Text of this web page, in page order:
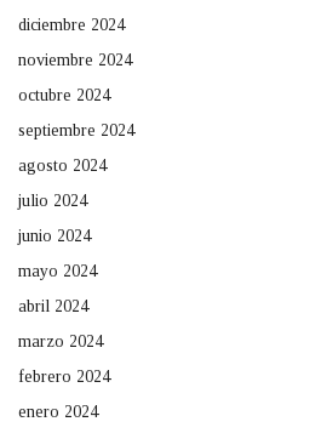
diciembre 2024
noviembre 2024
octubre 2024
septiembre 2024
agosto 2024
julio 2024
junio 2024
mayo 2024
abril 2024
marzo 2024
febrero 2024
enero 2024